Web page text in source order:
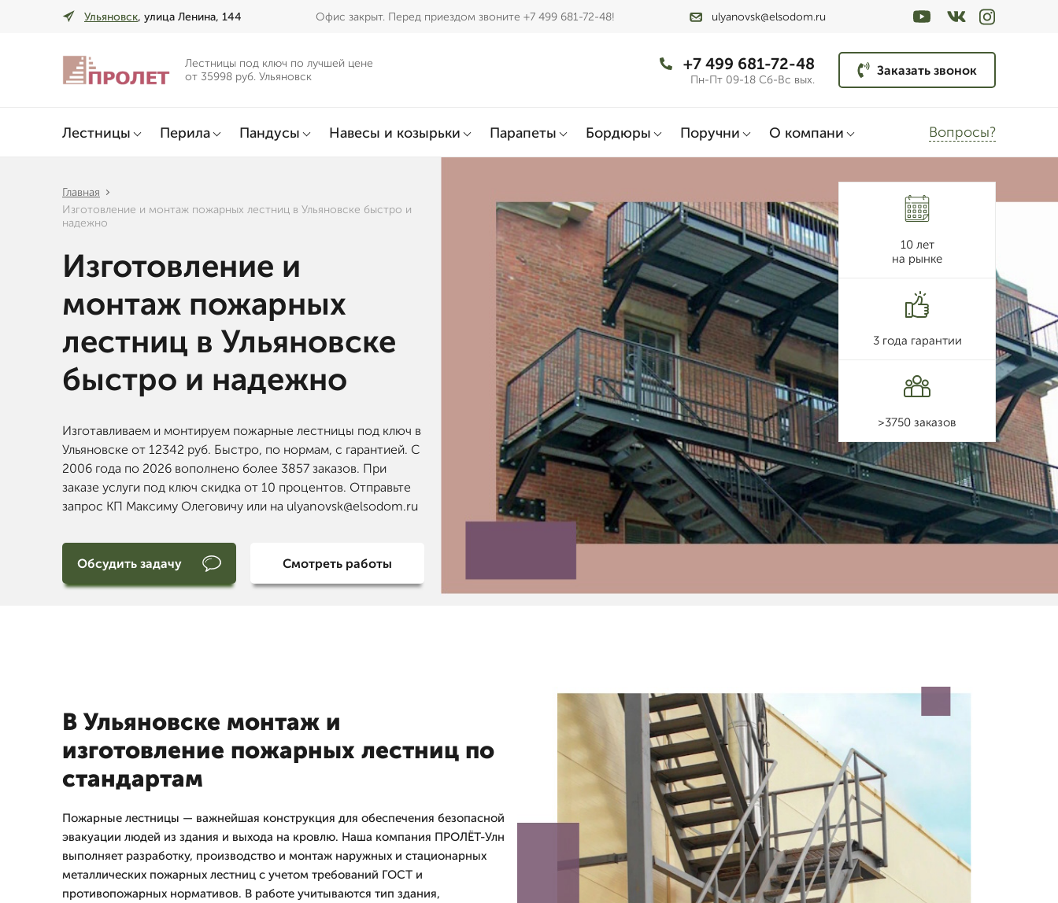
Ульяновск, улица Ленина, 144 Офис закрыт. Перед приездом звоните +7 499 681-72-48! ulyanovsk@elsodom.ru
Лестницы под ключ по лучшей цене
от 35998 руб. Ульяновск
+7 499 681-72-48
Пн-Пт 09-18 Сб-Вс вых.
Заказать звонок
Лестницы Перила Пандусы Навесы и козырьки Парапеты Бордюры Поручни О компани Вопросы?
Главная
Изготовление и монтаж пожарных лестниц в Ульяновске быстро и
надежно
Изготовление и
монтаж пожарных
лестниц в Ульяновске
быстро и надежно
Изготавливаем и монтируем пожарные лестницы под ключ в
Ульяновске от 12342 руб. Быстро, по нормам, с гарантией. С
2006 года по 2026 вополнено более 3857 заказов. При
заказе услуги под ключ скидка от 10 процентов. Отправьте
запрос КП Максиму Олеговичу или на ulyanovsk@elsodom.ru
Обсудить задачу Смотреть работы
10 лет
на рынке
3 года гарантии
>3750 заказов
В Ульяновске монтаж и
изготовление пожарных лестниц по
стандартам
Пожарные лестницы — важнейшая конструкция для обеспечения безопасной
эвакуации людей из здания и выхода на кровлю. Наша компания ПРОЛЁТ-Улн
выполняет разработку, производство и монтаж наружных и стационарных
металлических пожарных лестниц с учетом требований ГОСТ и
противопожарных нормативов. В работе учитываются тип здания,